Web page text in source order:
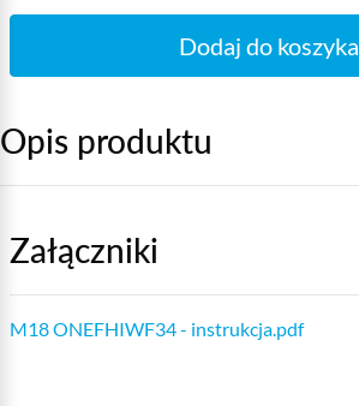
Dodaj do koszyka
Opis produktu
Załączniki
M18 ONEFHIWF34 - instrukcja.pdf